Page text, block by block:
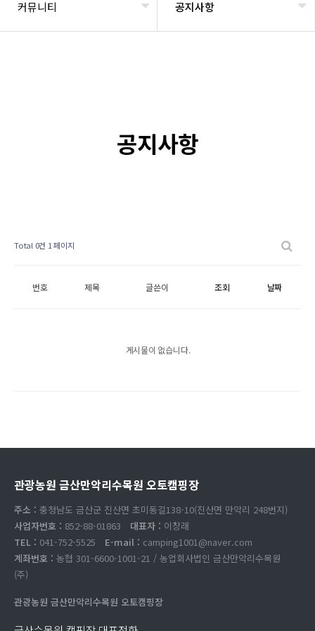
커뮤니티 공지사항
공지사항
Total 0건 1 페이지
번호 제목 글쓴이 조회 날짜
게시물이 없습니다.
관광농원 금산만악리수목원 오토캠핑장
주소 : 충청남도 금산군 진산면 초미동길138-10(진산면 만악리 248번지)
사업자번호 : 852-88-01863 대표자 : 이창래
TEL : 041-752-5525 E-mail : camping1001@naver.com
계좌번호 : 농협 301-6600-1001-21 / 농업회사법인 금산만악리수목원
(주)
관광농원 금산만악리수목원 오토캠핑장